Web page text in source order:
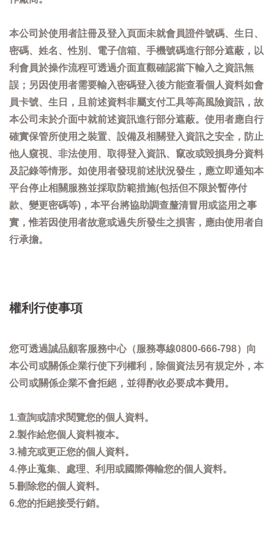
本公司於使用者註冊及登入頁面未就會員證件號碼、生日、
密碼、姓名、性別、電子信箱、手機號碼進行部分遮蔽，以
利會員於操作流程可透過介面直觀確認當下輸入之資訊無
誤；另因使用者需要輸入密碼登入後方能查看個人資料如會
員卡號、生日，且前述資料非屬支付工具等高風險資訊，故
本公司未於介面中就前述資訊進行部分遮蔽。使用者應自行
確實保管所使用之裝置、設備及相關登入資訊之安全，防止
他人窺視、非法使用、取得登入資訊、竄改或毀損身分資料
及記錄等情形。如使用者發現前述狀況發生，應立即通知本
平台停止相關服務並採取防範措施(包括但不限於暫停付
款、變更密碼等)，本平台將協助調查釐清冒用或盜用之事
實，惟若因使用者故意或過失所發生之損害，應由使用者自
行承擔。
權利行使事項
您可透過誠品顧客服務中心（服務專線0800-666-798）向
本公司或關係企業行使下列權利，除個資法另有規定外，本
公司或關係企業不會拒絕，並得酌收必要成本費用。
1.查詢或請求閱覽您的個人資料。
2.製作給您個人資料複本。
3.補充或更正您的個人資料。
4.停止蒐集、處理、利用或國際傳輸您的個人資料。
5.刪除您的個人資料。
6.您的拒絕接受行銷。